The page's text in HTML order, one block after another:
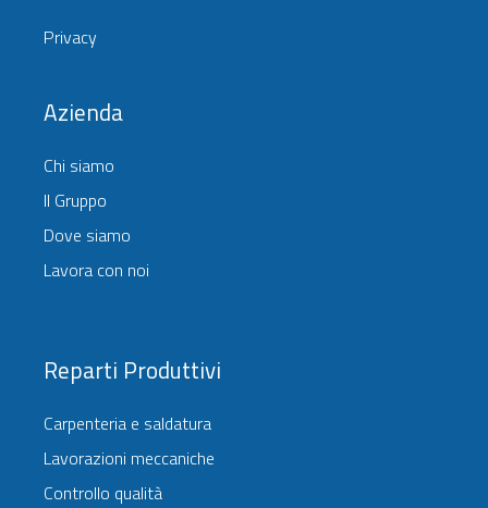
Privacy
Azienda
Chi siamo
Il Gruppo
Dove siamo
Lavora con noi
Reparti Produttivi
Carpenteria e saldatura
Lavorazioni meccaniche
Controllo qualità